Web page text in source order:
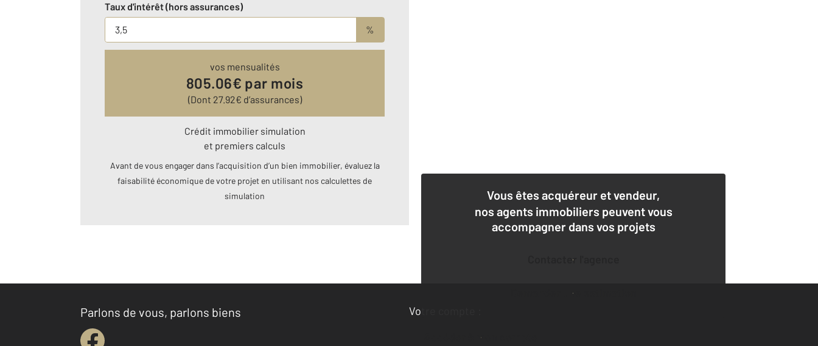
Taux d'intérêt (hors assurances)
%
vos mensualités
805.06€ par mois
(Dont 27.92€ d’assurances)
Crédit immobilier simulation
et premiers calculs
Avant de vous engager dans l’acquisition d’un bien immobilier, évaluez la
faisabilité économique de votre projet en utilisant nos calculettes de
simulation
Vous êtes acquéreur et vendeur,
nos agents immobiliers peuvent vous
accompagner dans vos projets
Contacter l'agence
Demander une estimation
Parlons de vous, parlons biens
Votre compte :
Accéder à mon compte